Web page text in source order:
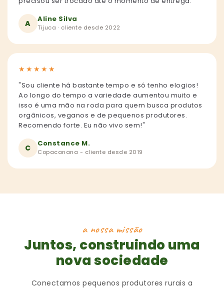
A Aline Silva
Tijuca · cliente desde 2022
★ ★ ★ ★ ★
"Sou cliente há bastante tempo e só tenho elogios!
Ao longo do tempo a variedade aumentou muito e
isso é uma mão na roda para quem busca produtos
orgânicos, veganos e de pequenos produtores.
Recomendo forte. Eu não vivo sem!"
C Constance M.
Copacanana - cliente desde 2019
a nossa missão
Juntos, construindo uma
nova sociedade
Conectamos pequenos produtores rurais a